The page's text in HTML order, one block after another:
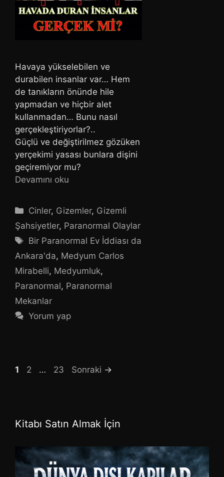
Havaya yükselebilen ve
durabilen insanlar var… Hem
de tanıkların önünde hile
yapmadan ve hiçbir alet
kullanmadan… Bunu nasıl
gerçekleştiriyorlar?..
Güçlü ve değiştirilmez gözüken
yerçekimi yasası bunlara dişini
geçiremiyor mu?
Devamını oku
Kategoriler
Cinler, Gizemler, Gizemli
Şahsiyetler, Paranormal Olaylar
Etiketler
Bir Paranormal Ev İddiası da
Ankara'da, Medyum Carlos
Mirabelli, Medyumluk,
Paranormal, Paranormal
Mekanlar
Yorum yap
Sayfa
1 Sayfa
2 … Sayfa
23 Sonraki →
Kitabı Satın Almak İçin